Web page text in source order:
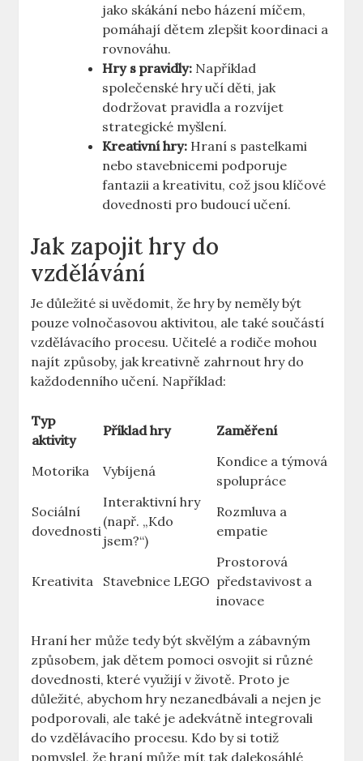
jako skákání nebo házení míčem,
pomáhají dětem zlepšit koordinaci a
rovnováhu.
Hry s pravidly: Například
společenské hry učí děti, jak
dodržovat pravidla a rozvíjet
strategické myšlení.
Kreativní hry: Hraní s pastelkami
nebo stavebnicemi podporuje
fantazii a kreativitu, což jsou klíčové
dovednosti pro budoucí učení.
Jak zapojit hry do
vzdělávání
Je důležité si uvědomit, že hry by neměly být
pouze volnočasovou aktivitou, ale také součástí
vzdělávacího procesu. Učitelé a rodiče mohou
najít způsoby, jak kreativně zahrnout hry do
každodenního učení. Například:
Typ
aktivity
Příklad hry Zaměření
Motorika Vybíjená
Kondice a týmová
spolupráce
Sociální
dovednosti
Interaktivní hry
(např. „Kdo
jsem?“)
Rozmluva a
empatie
Kreativita Stavebnice LEGO
Prostorová
představivost a
inovace
Hraní her může tedy být skvělým a zábavným
způsobem, jak dětem pomoci osvojit si různé
dovednosti, které využijí v životě. Proto je
důležité, abychom hry nezanedbávali a nejen je
podporovali, ale také je adekvátně integrovali
do vzdělávacího procesu. Kdo by si totiž
pomyslel, že hraní může mít tak dalekosáhlé